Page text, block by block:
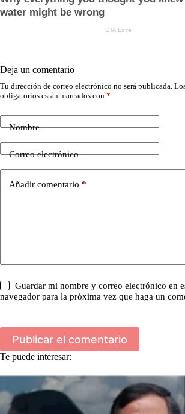
Deja un comentario
Tu dirección de correo electrónico no será publicada.
obligatorios están marcados con *
Nombre
Correo electrónico
Añadir comentario *
Guardar mi nombre y correo electrónico en
navegador para la próxima vez que haga un
Publicar el comentario
Te puede interesar: